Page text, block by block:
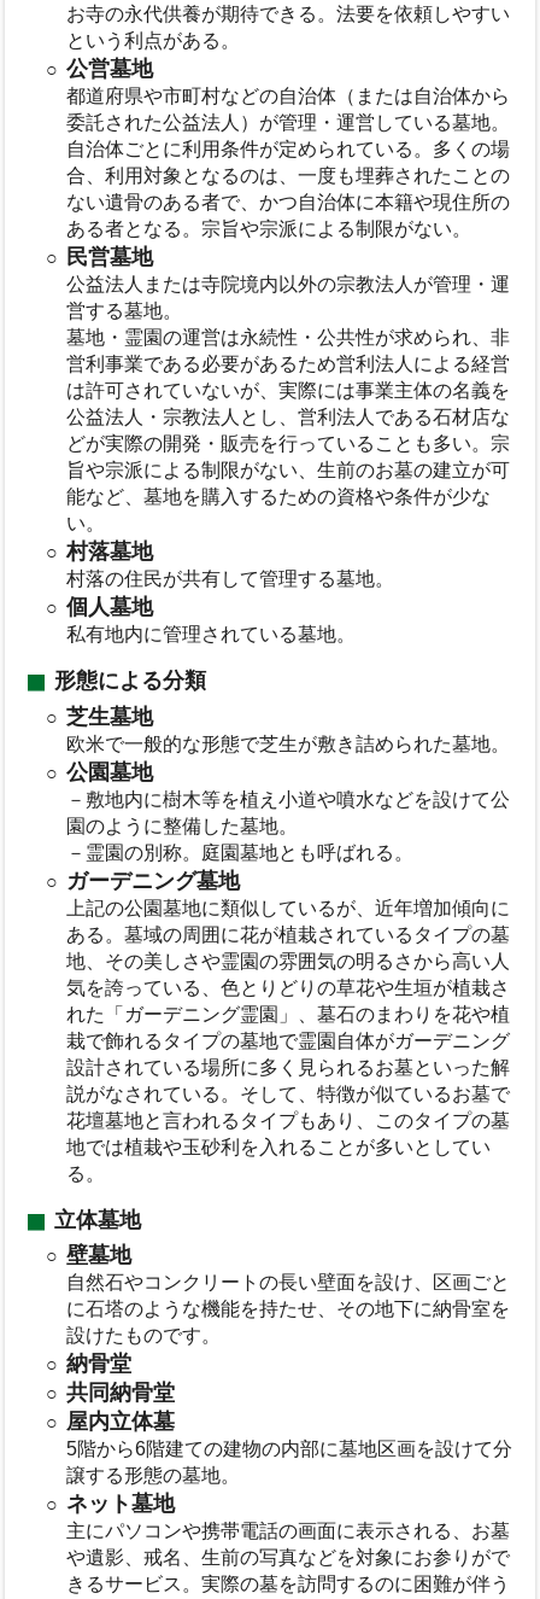
お寺の永代供養が期待できる。法要を依頼しやすい
という利点がある。
公営墓地
都道府県や市町村などの自治体（または自治体から
委託された公益法人）が管理・運営している墓地。
自治体ごとに利用条件が定められている。多くの場
合、利用対象となるのは、一度も埋葬されたことの
ない遺骨のある者で、かつ自治体に本籍や現住所の
ある者となる。宗旨や宗派による制限がない。
民営墓地
公益法人または寺院境内以外の宗教法人が管理・運
営する墓地。
墓地・霊園の運営は永続性・公共性が求められ、非
営利事業である必要があるため営利法人による経営
は許可されていないが、実際には事業主体の名義を
公益法人・宗教法人とし、営利法人である石材店な
どが実際の開発・販売を行っていることも多い。宗
旨や宗派による制限がない、生前のお墓の建立が可
能など、墓地を購入するための資格や条件が少な
い。
村落墓地
村落の住民が共有して管理する墓地。
個人墓地
私有地内に管理されている墓地。
形態による分類
芝生墓地
欧米で一般的な形態で芝生が敷き詰められた墓地。
公園墓地
－敷地内に樹木等を植え小道や噴水などを設けて公
園のように整備した墓地。
－霊園の別称。庭園墓地とも呼ばれる。
ガーデニング墓地
上記の公園墓地に類似しているが、近年増加傾向に
ある。墓域の周囲に花が植栽されているタイプの墓
地、その美しさや霊園の雰囲気の明るさから高い人
気を誇っている、色とりどりの草花や生垣が植栽さ
れた「ガーデニング霊園」、墓石のまわりを花や植
栽で飾れるタイプの墓地で霊園自体がガーデニング
設計されている場所に多く見られるお墓といった解
説がなされている。そして、特徴が似ているお墓で
花壇墓地と言われるタイプもあり、このタイプの墓
地では植栽や玉砂利を入れることが多いとしてい
る。
立体墓地
壁墓地
自然石やコンクリートの長い壁面を設け、区画ごと
に石塔のような機能を持たせ、その地下に納骨室を
設けたものです。
納骨堂
共同納骨堂
屋内立体墓
5階から6階建ての建物の内部に墓地区画を設けて分
譲する形態の墓地。
ネット墓地
主にパソコンや携帯電話の画面に表示される、お墓
や遺影、戒名、生前の写真などを対象にお参りがで
きるサービス。実際の墓を訪問するのに困難が伴う